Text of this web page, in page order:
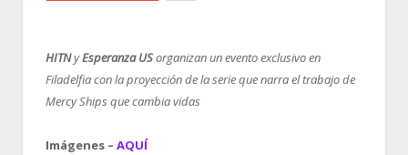
HITNyEsperanza USorganizan un evento exclusivo en
Filadelfia con la proyección de la serie que narra el trabajo de
Mercy Ships que cambia vidas
Imágenes – AQUÍ